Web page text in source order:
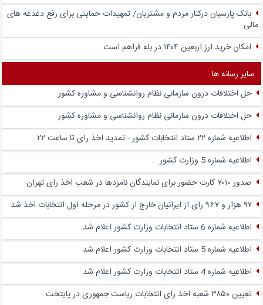
بانک پارسیان درکنار مردم و مشتریان/ تمهیدات حمایتی برای رفع دغدغه های
مالی
امکان خرید ارز اربعین ۱۴۰۴ در بله فراهم است
سایر رسانه ها
حل اختلافات درون سازمانی نظام روانشناسی و مشاوره کشور
حل اختلافات درون سازمانی نظام روانشناسی و مشاوره کشور
اطلاعیه شماره ۲۲ ستاد انتخابات کشور - تمدید اخذ رای تا ساعت ۲۲
اطلاعیه شماره 5 وزارت کشور
صدور ۷۰۱۰ کارت حضور برای نمایندگان نامزدها در شعب اخذ رای تهران
۹۷ هزار و ۹۶۷ رای از ایرانیان خارج از کشور در مرحله اول انتخابات اخذ شد
اطلاعیه شماره 6 ستاد انتخابات وزارت کشور اعلام شد
اطلاعیه شماره 5 ستاد انتخابات وزارت کشور اعلام شد
اطلاعیه شماره 4 ستاد انتخابات وزارت کشور اعلام شد
تعیین ۳۸۵۰ شعبه اخذ رای انتخابات ریاست جمهوری در پایتخت